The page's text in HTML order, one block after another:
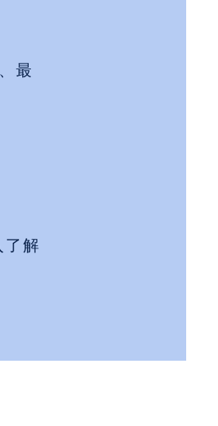
最
解